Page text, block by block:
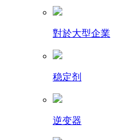
對於大型企業
稳定剂
逆变器